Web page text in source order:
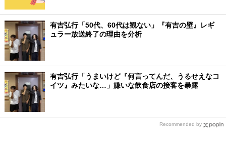
有吉弘行「50代、60代は観ない」『有吉の壁』レギ
ュラー放送終了の理由を分析
有吉弘行「うまいけど『何言ってんだ、うるせえなコ
イツ』みたいな…」嫌いな飲食店の接客を暴露
Recommended by